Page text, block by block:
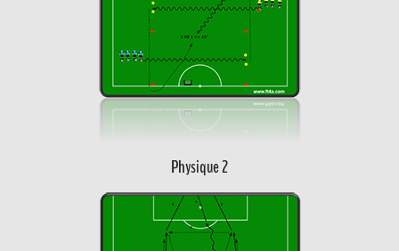
Physique 2